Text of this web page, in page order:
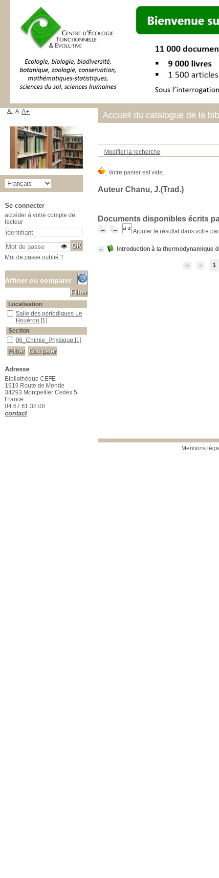
Modifier la recherche
Auteur Chanu, J.(Trad.)
Documents disponibles écrits
Ajouter le résultat dans votre
Introduction à la thermodynamique
1
Mentions
Accueil du catalogue de la
A- A A+
Se connecter
accéder à votre compte de
lecteur
Mot de passe oublié ?
Affiner ou comparer
Localisation
Salle des périodiques Le Houérou
Salle des périodiques Le
Houérou [1]
Section
06_Chimie_Physique
06_Chimie_Physique [1]
Adresse
Bibliothèque CEFE
1919 Route de Mende
34293 Montpellier Cedex 5
France
04.67.61.32.08
contact